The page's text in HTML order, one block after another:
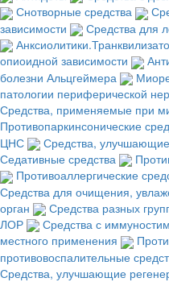
Снотворные средства
зависимости
Средства для
опиоидной зависимости
болезни Альцгеймера
патологии периферической
Средства, применяемые при
Противопаркинсонические
ЦНС
Средства,
Седативные средства
Противоаллергические
Средства для очищения,
орган
Средства разных
ЛОР
Средства с
местного применения
противовоспалительные
Средства, улучшающие